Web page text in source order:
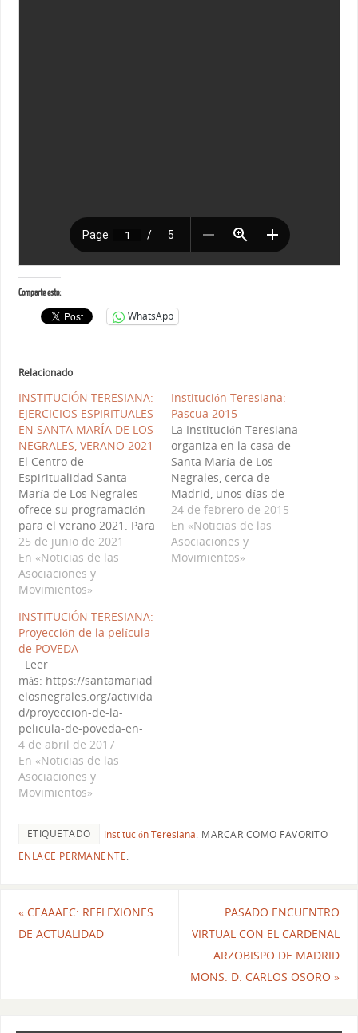
Comparte esto:
WhatsApp
Relacionado
INSTITUCIÓN TERESIANA:
EJERCICIOS ESPIRITUALES
EN SANTA MARÍA DE LOS
NEGRALES, VERANO 2021
El Centro de
Espiritualidad Santa
María de Los Negrales
ofrece su programación
para el verano 2021. Para
leer más enlazar con:
https://institucionteresia
na.es/2021/05/10/santa-
maria-de-los-negrales-
25 de junio de 2021
En «Noticias de las
Asociaciones y
Movimientos»
Institución Teresiana:
Pascua 2015
La Institución Teresiana
organiza en la casa de
Santa María de Los
Negrales, cerca de
Madrid, unos días de
encuentro en torno a la
Pascua (1-5 abril). Allí
familias y jóvenes vivirán
juntos las celebraciones
24 de febrero de 2015
En «Noticias de las
Asociaciones y
Movimientos»
INSTITUCIÓN TERESIANA:
Proyección de la película
de POVEDA
Leer
más: https://santamariad
elosnegrales.org/activida
d/proyeccion-de-la-
pelicula-de-poveda-en-
santa-maria-de-los-
negrales/
4 de abril de 2017
En «Noticias de las
Asociaciones y
Movimientos»
ETIQUETADO Institución Teresiana. MARCAR COMO FAVORITO
ENLACE PERMANENTE.
«CEAAAEC: REFLEXIONES
DE ACTUALIDAD
PASADO ENCUENTRO
VIRTUAL CON EL CARDENAL
ARZOBISPO DE MADRID
MONS. D. CARLOS OSORO»